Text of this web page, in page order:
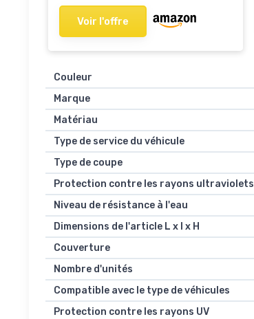
Voir l'offre
Couleur
Marque
Matériau
Type de service du véhicule
Type de coupe
Protection contre les rayons ultraviolets
Niveau de résistance à l'eau
Dimensions de l'article L x l x H
Couverture
Nombre d'unités
Compatible avec le type de véhicules
Protection contre les rayons UV